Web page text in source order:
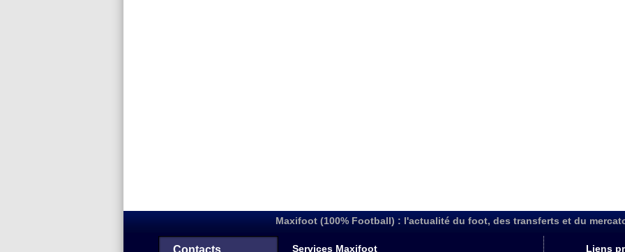
Maxifoot (100% Football) : l'actualité du foot, des transferts et du
Contacts Services Maxifoot Liens